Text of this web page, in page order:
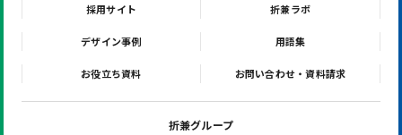
採用サイト 折兼ラボ
デザイン事例 用語集
お役立ち資料 お問い合わせ・資料請求
折兼グループ